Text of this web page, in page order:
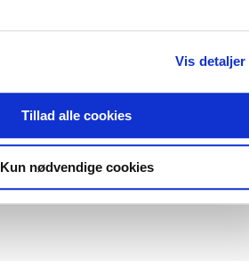
Vis detaljer
Tillad alle cookies
Kun nødvendige cookies